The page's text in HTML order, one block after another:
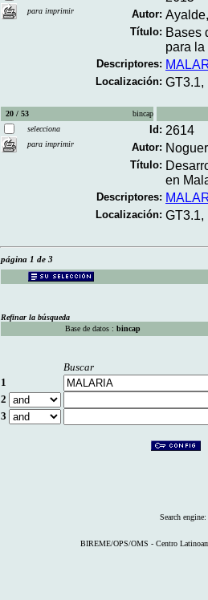
para imprimir
Autor:
Título: Bases
para la
Descriptores:
Localización: GT3.1,
20 / 53
bincap
selecciona
para imprimir
Id: 2614
Autor:
Título:
en
Descriptores:
Localización: GT3.1,
página 1 de 3
Refinar la búsqueda
Base de datos : bincap
Buscar
1
2
3
Search engine:
BIREME/OPS/OMS - Centro